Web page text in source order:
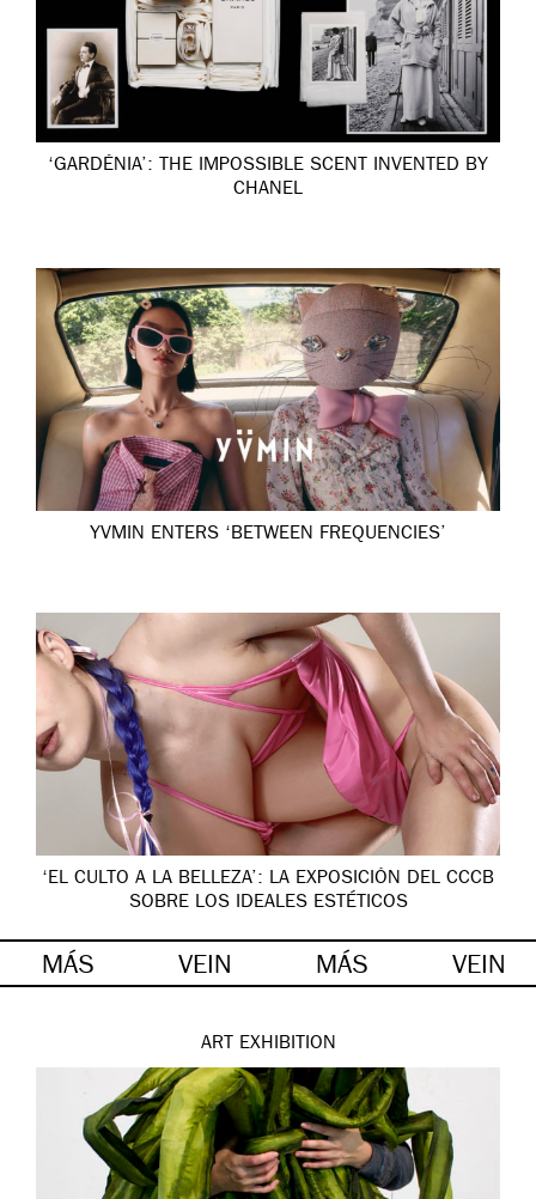
‘GARDÉNIA’: THE IMPOSSIBLE SCENT INVENTED BY
CHANEL
YVMIN ENTERS ‘BETWEEN FREQUENCIES’
‘EL CULTO A LA BELLEZA’: LA EXPOSICIÓN DEL CCCB
SOBRE LOS IDEALES ESTÉTICOS
MÁS VEIN MÁS VEIN
ART EXHIBITION